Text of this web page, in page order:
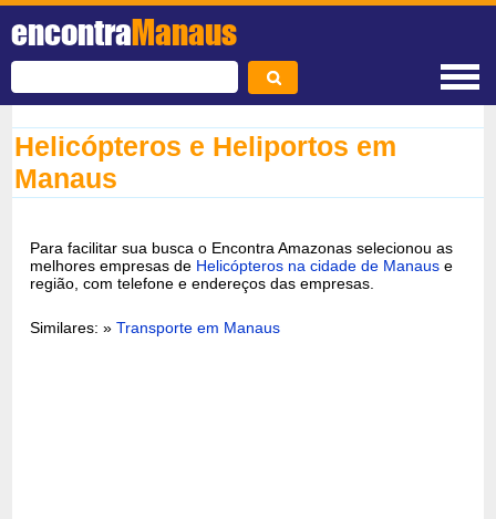
encontraManaus
Helicópteros e Heliportos em
Manaus
Para facilitar sua busca o Encontra Amazonas selecionou as
melhores empresas de Helicópteros na cidade de Manaus e
região, com telefone e endereços das empresas.
Similares: »Transporte em Manaus